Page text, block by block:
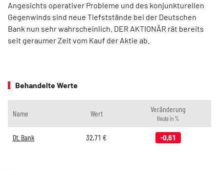
Angesichts operativer Probleme und des konjunkturellen
Gegenwinds sind neue Tiefststände bei der Deutschen
Bank nun sehr wahrscheinlich. DER AKTIONÄR rät bereits
seit geraumer Zeit vom Kauf der Aktie ab.
Behandelte Werte
Name Wert Veränderung
Heute in %
Dt. Bank 32,71 € -0,61